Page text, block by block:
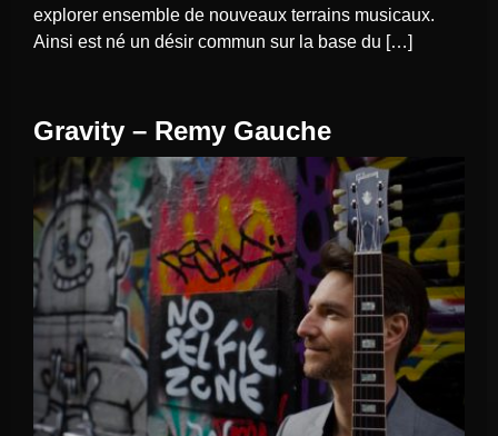
explorer ensemble de nouveaux terrains musicaux.
Ainsi est né un désir commun sur la base du […]
Gravity – Remy Gauche